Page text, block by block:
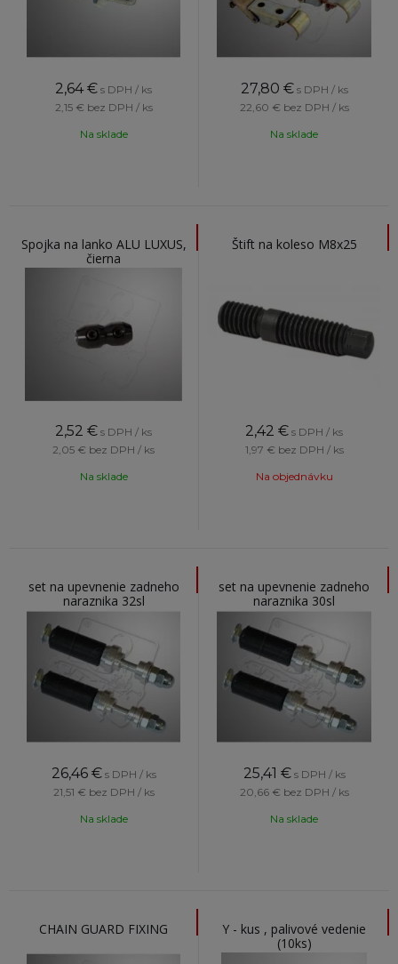
2,64 € s DPH / ks
2,15 € bez DPH / ks
Na sklade
27,80 € s DPH / ks
22,60 € bez DPH / ks
Na sklade
Spojka na lanko ALU LUXUS,
čierna
2,52 € s DPH / ks
2,05 € bez DPH / ks
Na sklade
Štift na koleso M8x25
2,42 € s DPH / ks
1,97 € bez DPH / ks
Na objednávku
set na upevnenie zadneho
naraznika 32sl
26,46 € s DPH / ks
21,51 € bez DPH / ks
Na sklade
set na upevnenie zadneho
naraznika 30sl
25,41 € s DPH / ks
20,66 € bez DPH / ks
Na sklade
CHAIN GUARD FIXING
Y - kus , palivové vedenie
(10ks)